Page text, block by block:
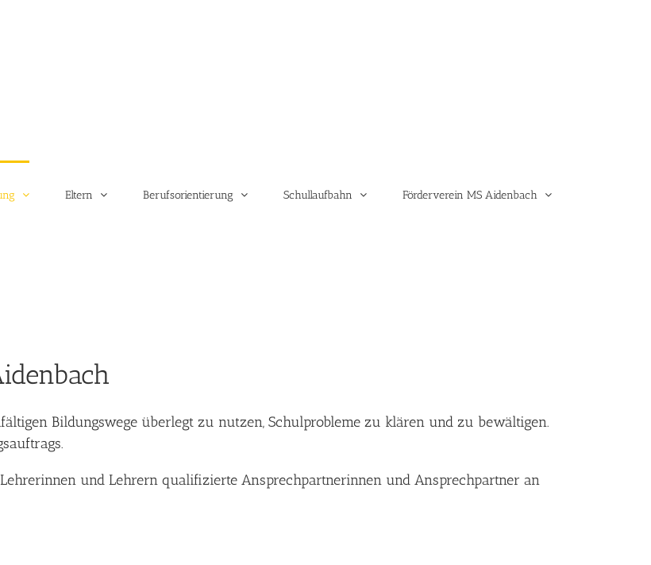
Eltern Berufsorientierung Schullaufbahn Förderverein MS Aidenbach
Bildungswege überlegt zu nutzen, Schulprobleme zu klären und zu bewältigen.
und Lehrern qualifizierte Ansprechpartnerinnen und Ansprechpartner an